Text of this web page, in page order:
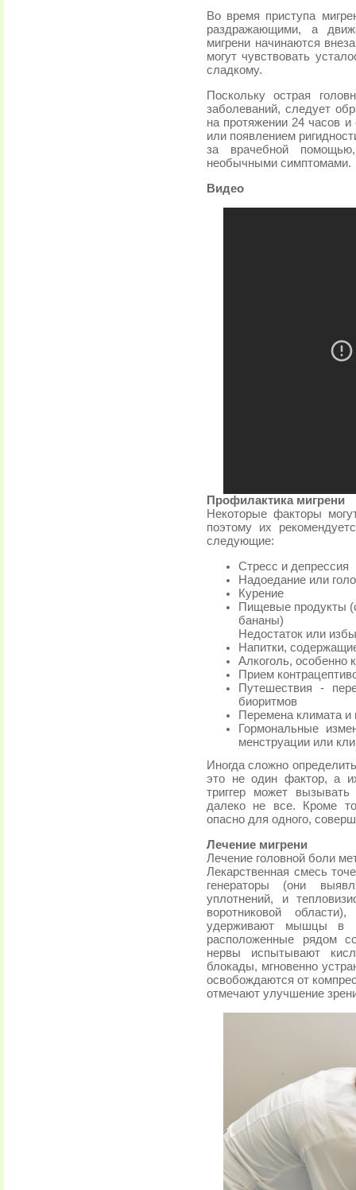
Во время приступa
раздражающими, а
мигрени начинаются
могут чувствовать
сладкому.
Поскольку острая
заболеваний, следует
на протяжении 24 часов
или появлением
за врачебной
необычными симптомами.
Видео
Профилактика мигрени
Некоторые факторы
поэтому их
следующие:
Стресс и депрессия
Надоедание или
Курение
Пищевые продукты
бананы)
Недостаток или
Напитки,
Алкоголь, особенно
Прием
Путешествия -
биоритмов
Перемена климата и
Гормональные
менструации или
Иногда сложно
это не один фактор, а
триггер может
далеко не все. Кроме
опасно для одного,
Лечение мигрени
Лечение головной боли
Лекарственная смесь
генераторы (они
уплотнений, и
воротниковой
удерживают мышцы в
расположенные рядом
нервы испытывают
блокады, мгновенно
освобождаются от
отмечают улучшение